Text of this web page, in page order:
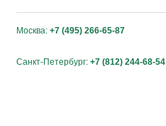
Москва: +7 (495) 266-65-87
Санкт-Петербург: +7 (812) 244-68-54